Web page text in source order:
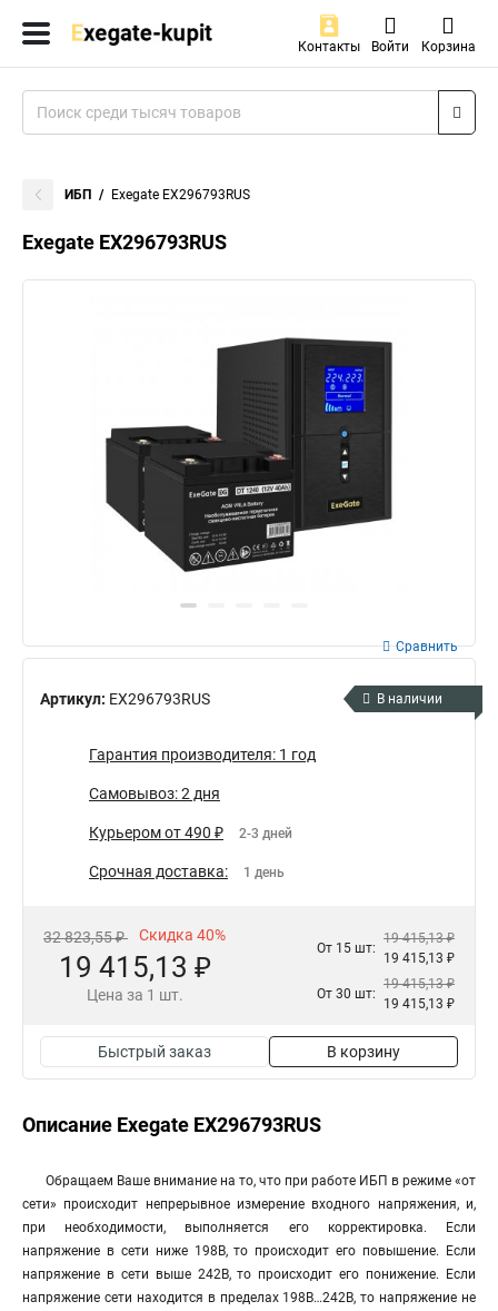
Контакты Войти Корзина
ИБП Exegate EX296793RUS
Exegate EX296793RUS
Артикул: EX296793RUS
Сравнить
В наличии
Гарантия производителя: 1 год
Самовывоз: 2 дня
Курьером от 490 ₽ 2-3 дней
Срочная доставка: 1 день
32 823,55 ₽ Скидка 40%
19 415,13 ₽
Цена за 1 шт.
От 15 шт:
19 415,13 ₽
19 415,13 ₽
От 30 шт:
19 415,13 ₽
19 415,13 ₽
Быстрый заказ В корзину
Описание Exegate EX296793RUS
Обращаем Ваше внимание на то, что при работе ИБП в режиме «от
сети» происходит непрерывное измерение входного напряжения, и,
при необходимости, выполняется его корректировка. Если
напряжение в сети ниже 198В, то происходит его повышение. Если
напряжение в сети выше 242В, то происходит его понижение. Если
напряжение сети находится в пределах 198В…242В, то напряжение не